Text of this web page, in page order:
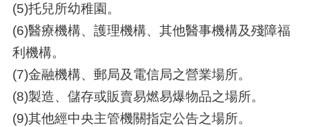
(5)托兒所幼稚園。
(6)醫療機構、護理機構、其他醫事機構及殘障福
利機構。
(7)金融機構、郵局及電信局之營業場所。
(8)製造、儲存或販賣易燃易爆物品之場所。
(9)其他經中央主管機關指定公告之場所。